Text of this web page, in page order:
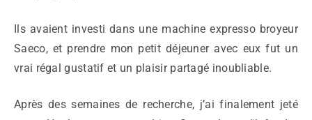
Ils avaient investi dans une machine expresso broyeur
Saeco, et prendre mon petit déjeuner avec eux fut un
vrai régal gustatif et un plaisir partagé inoubliable.
Après des semaines de recherche, j’ai finalement jeté